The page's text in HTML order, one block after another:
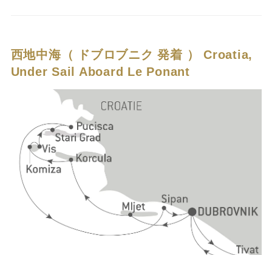
西地中海（ ドブロブニク 発着 ） Croatia,
Under Sail Aboard Le Ponant